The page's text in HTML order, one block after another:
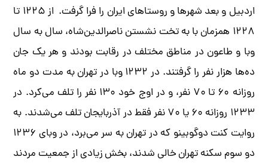
اردبیل و بعد شهرها و روستاهای ایران را فرا گرفت. از ۱۲۲۵ تا
۱۲۲۸ همزمان با به تخت نشستن ناصرالدین‌شاه، سال به سال
وبا و طاعون در مناطق مختلف در رقابت بودند و هر یک جان
ده‌ها هزار نفر را گرفتند. در ۱۲۳۲ وبا در تهران به مدت دو ماه
روزانه ۶۰ تا ۷۰ نفر، و در اوج خود ۱۳۰ نفر را تلف می‌کرد. در
۱۲۳۳ روزانه ۶۰ یا ۷۰ نفر فقط در آذربایجان تلف می‌شدند. به
روایت کنت دوگوبینو که در تهران به سر می‌برد، در وبای ۱۲۳۶
دو سوم سکنه تهران خالی شدند، بخش زیادی از جمعیت مردند